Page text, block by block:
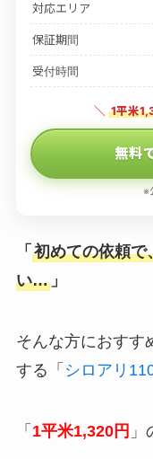
対応エリア
保証期間
受付時間
＼ 1平米
無料
※
「 初めての依頼で
い…」
そんな方におすす
する「 シロアリ
「 1平米1,320円